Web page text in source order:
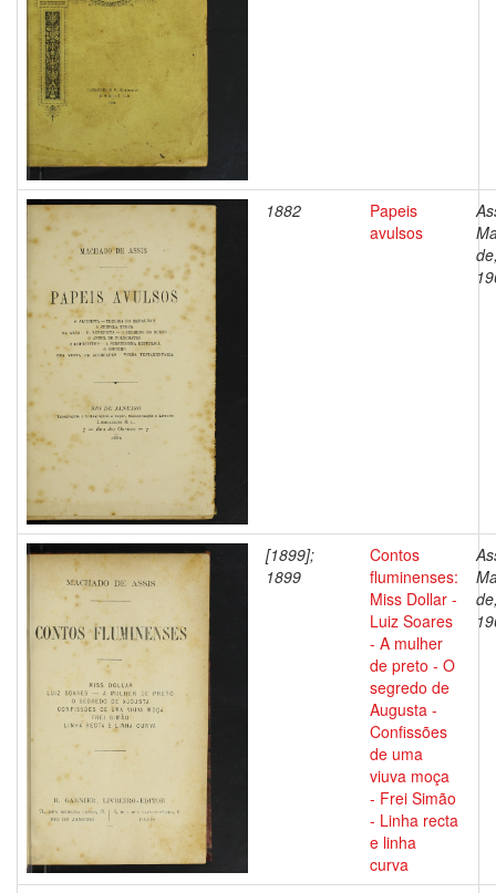
1882
Papeis
avulsos
[1899];
1899
Contos
fluminenses:
Miss Dollar -
Luiz Soares
- A mulher
de preto - O
segredo de
Augusta -
Confissões
de uma
viuva moça
- Frei Simão
- Linha recta
e linha
curva